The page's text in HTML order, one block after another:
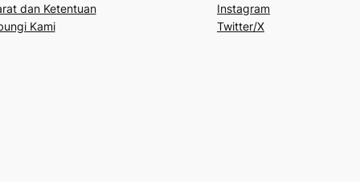
dan Ketentuan
Kami
Instagram
Twitter/X